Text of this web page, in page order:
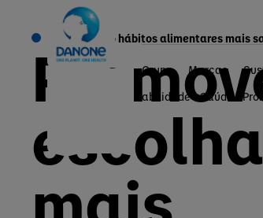
Grupo Marcas
Sustentabilidade Saúde
Incentivando hábitos alimentares mais